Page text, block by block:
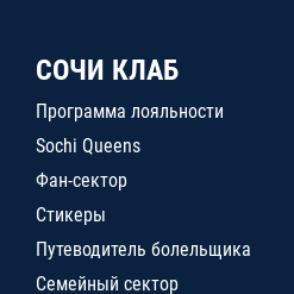
СОЧИ КЛАБ
Программа лояльности
Sochi Queens
Фан-сектор
Стикеры
Путеводитель болельщика
Семейный сектор